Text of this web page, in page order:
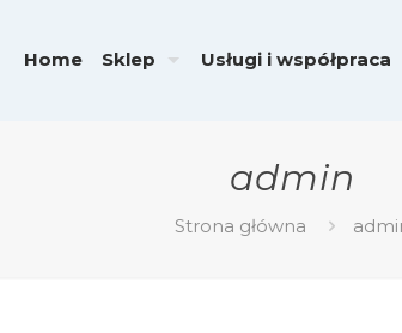
Home Sklep Usługi i współpraca
admin
Strona główna